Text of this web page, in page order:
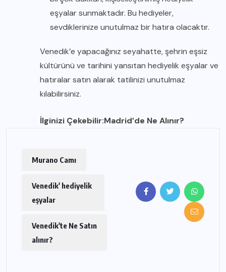
eşyalar sunmaktadır. Bu hediyeler,
sevdiklerinize unutulmaz bir hatıra olacaktır.
Venedik’e yapacağınız seyahatte, şehrin eşsiz
kültürünü ve tarihini yansıtan hediyelik eşyalar ve
hatıralar satın alarak tatilinizi unutulmaz
kılabilirsiniz.
İlginizi Çekebilir:Madrid’de Ne Alınır?
Murano Camı
Venedik' hediyelik
eşyalar
Venedik'te Ne Satın
alınır?